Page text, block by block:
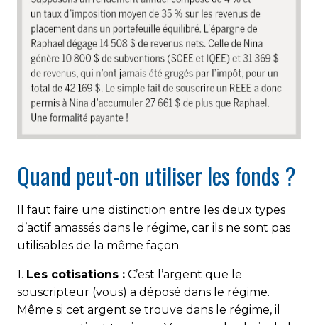
Quand peut-on utiliser les fonds ?
Il faut faire une distinction entre les deux types
d’actif amassés dans le régime, car ils ne sont pas
utilisables de la même façon.
1. Les cotisations : C’est l’argent que le
souscripteur (vous) a déposé dans le régime.
Même si cet argent se trouve dans le régime, il